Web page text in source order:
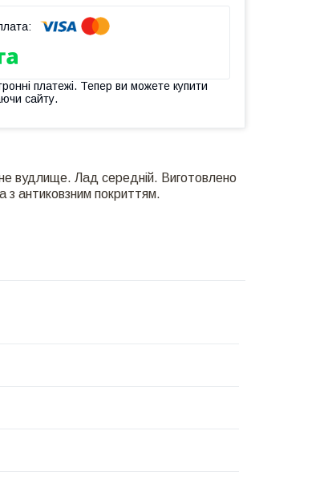
платежі. Тепер ви можете купити
сайту.
вудлище. Лад середній. Виготовлено
з антиковзним покриттям.